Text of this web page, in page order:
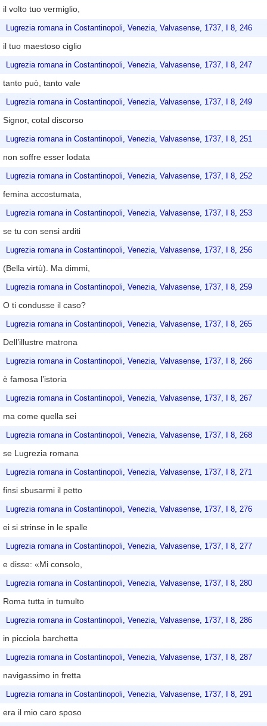
il volto tuo vermiglio,
Lugrezia romana in Costantinopoli, Venezia, Valvasense, 1737, I 8, 246
il tuo maestoso ciglio
Lugrezia romana in Costantinopoli, Venezia, Valvasense, 1737, I 8, 247
tanto può, tanto vale
Lugrezia romana in Costantinopoli, Venezia, Valvasense, 1737, I 8, 249
Signor, cotal discorso
Lugrezia romana in Costantinopoli, Venezia, Valvasense, 1737, I 8, 251
non soffre esser lodata
Lugrezia romana in Costantinopoli, Venezia, Valvasense, 1737, I 8, 252
femina accostumata,
Lugrezia romana in Costantinopoli, Venezia, Valvasense, 1737, I 8, 253
se tu con sensi arditi
Lugrezia romana in Costantinopoli, Venezia, Valvasense, 1737, I 8, 256
(Bella virtù). Ma dimmi,
Lugrezia romana in Costantinopoli, Venezia, Valvasense, 1737, I 8, 259
O ti condusse il caso?
Lugrezia romana in Costantinopoli, Venezia, Valvasense, 1737, I 8, 265
Dell’illustre matrona
Lugrezia romana in Costantinopoli, Venezia, Valvasense, 1737, I 8, 266
è famosa l’istoria
Lugrezia romana in Costantinopoli, Venezia, Valvasense, 1737, I 8, 267
ma come quella sei
Lugrezia romana in Costantinopoli, Venezia, Valvasense, 1737, I 8, 268
se Lugrezia romana
Lugrezia romana in Costantinopoli, Venezia, Valvasense, 1737, I 8, 271
finsi sbusarmi il petto
Lugrezia romana in Costantinopoli, Venezia, Valvasense, 1737, I 8, 276
ei si strinse in le spalle
Lugrezia romana in Costantinopoli, Venezia, Valvasense, 1737, I 8, 277
e disse: «Mi consolo,
Lugrezia romana in Costantinopoli, Venezia, Valvasense, 1737, I 8, 280
Roma tutta in tumulto
Lugrezia romana in Costantinopoli, Venezia, Valvasense, 1737, I 8, 286
in picciola barchetta
Lugrezia romana in Costantinopoli, Venezia, Valvasense, 1737, I 8, 287
navigassimo in fretta
Lugrezia romana in Costantinopoli, Venezia, Valvasense, 1737, I 8, 291
era il mio caro sposo